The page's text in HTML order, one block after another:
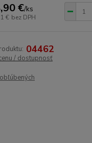
€/ks
€ bez DPH
04462
/ dostupnosť